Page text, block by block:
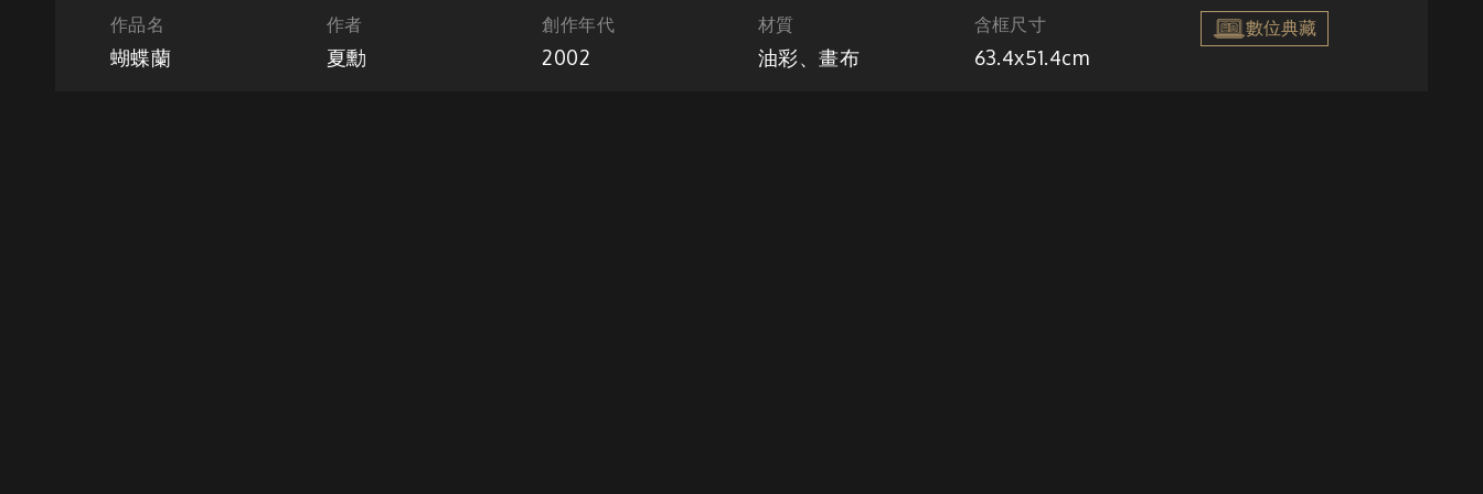
作品名
蝴蝶蘭
作者
夏勳
創作年代
2002
材質
油彩、畫布
含框尺寸
63.4x51.4cm
數位典藏